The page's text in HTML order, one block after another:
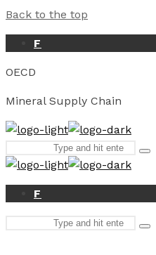
Back to the top
F
OECD
Mineral Supply Chain
for:
F